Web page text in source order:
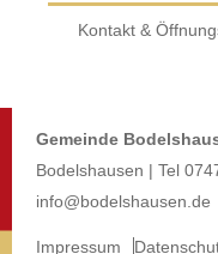
Kontakt &
Gemeinde
Bodelshausen | Tel
info@bodelshausen.de
Impressum